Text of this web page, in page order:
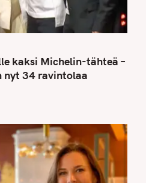
kaksi Michelin-tähteä –
nyt 34 ravintolaa